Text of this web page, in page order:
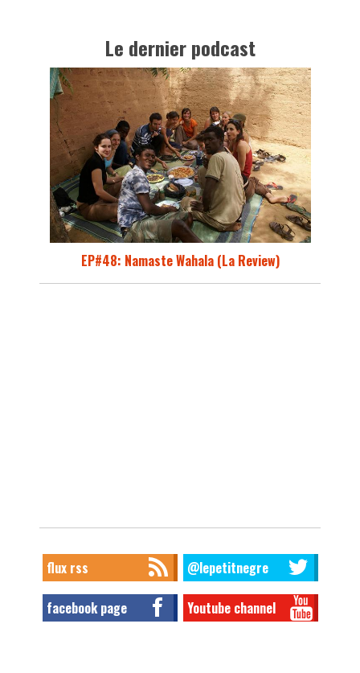
Le dernier podcast
EP#48: Namaste Wahala (La Review)
flux rss @lepetitnegre
facebook page Youtube channel